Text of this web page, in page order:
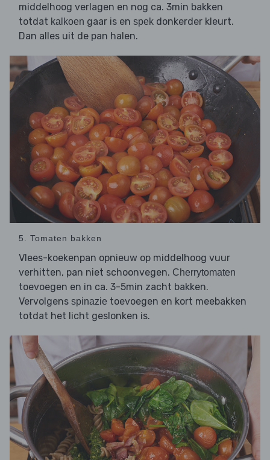
middelhoog verlagen en nog ca. 3min bakken
totdat kalkoen gaar is en spek donkerder kleurt.
Dan alles uit de pan halen.
5. Tomaten bakken
Vlees-koekenpan opnieuw op middelhoog vuur
verhitten, pan niet schoonvegen. Cherrytomaten
toevoegen en in ca. 3-5min zacht bakken.
Vervolgens spinazie toevoegen en kort meebakken
totdat het licht geslonken is.